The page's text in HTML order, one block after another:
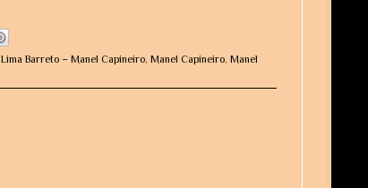
Lima Barreto – Manel Capineiro, Manel Capineiro, Manel